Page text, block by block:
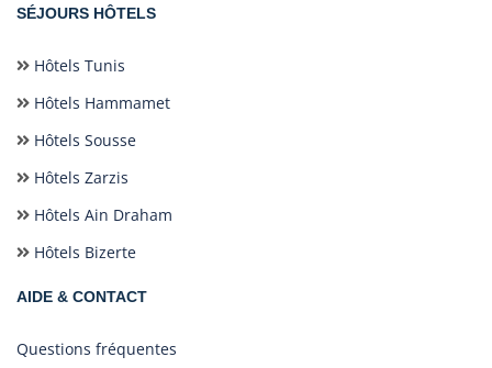
SÉJOURS HÔTELS
Hôtels Tunis
Hôtels Hammamet
Hôtels Sousse
Hôtels Zarzis
Hôtels Ain Draham
Hôtels Bizerte
AIDE & CONTACT
Questions fréquentes